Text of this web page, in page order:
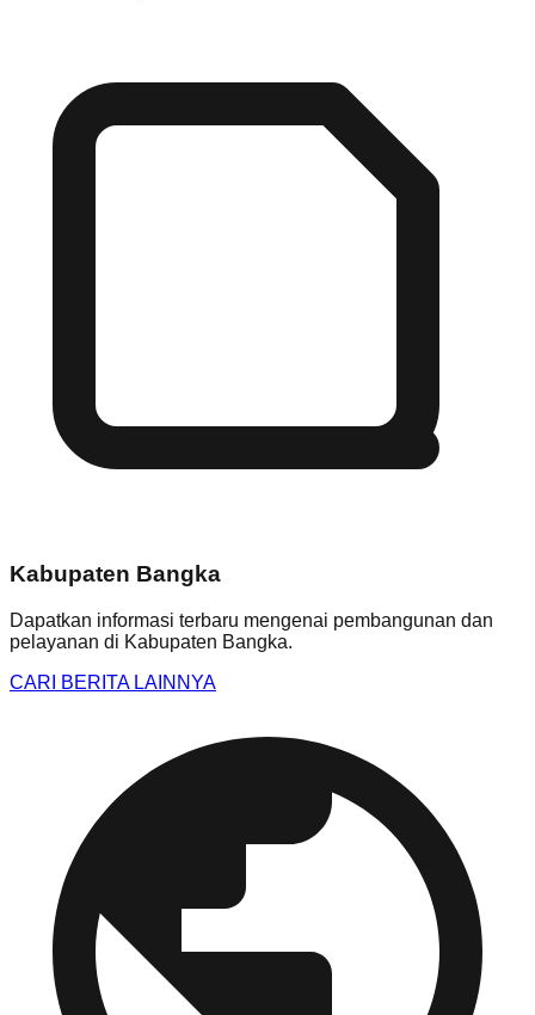
Kabupaten Bangka
Dapatkan informasi terbaru mengenai pembangunan dan
pelayanan di Kabupaten Bangka.
CARI BERITA LAINNYA